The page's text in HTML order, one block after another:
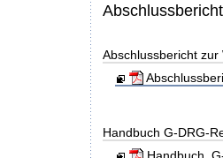
Abschlussbericht
Handbuch G-DRG-